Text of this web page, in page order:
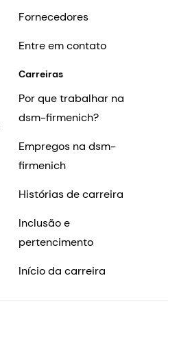
Fornecedores
Entre em contato
Carreiras
Por que trabalhar na
dsm-firmenich?
Empregos na dsm-
firmenich
Histórias de carreira
Inclusão e
pertencimento
Início da carreira